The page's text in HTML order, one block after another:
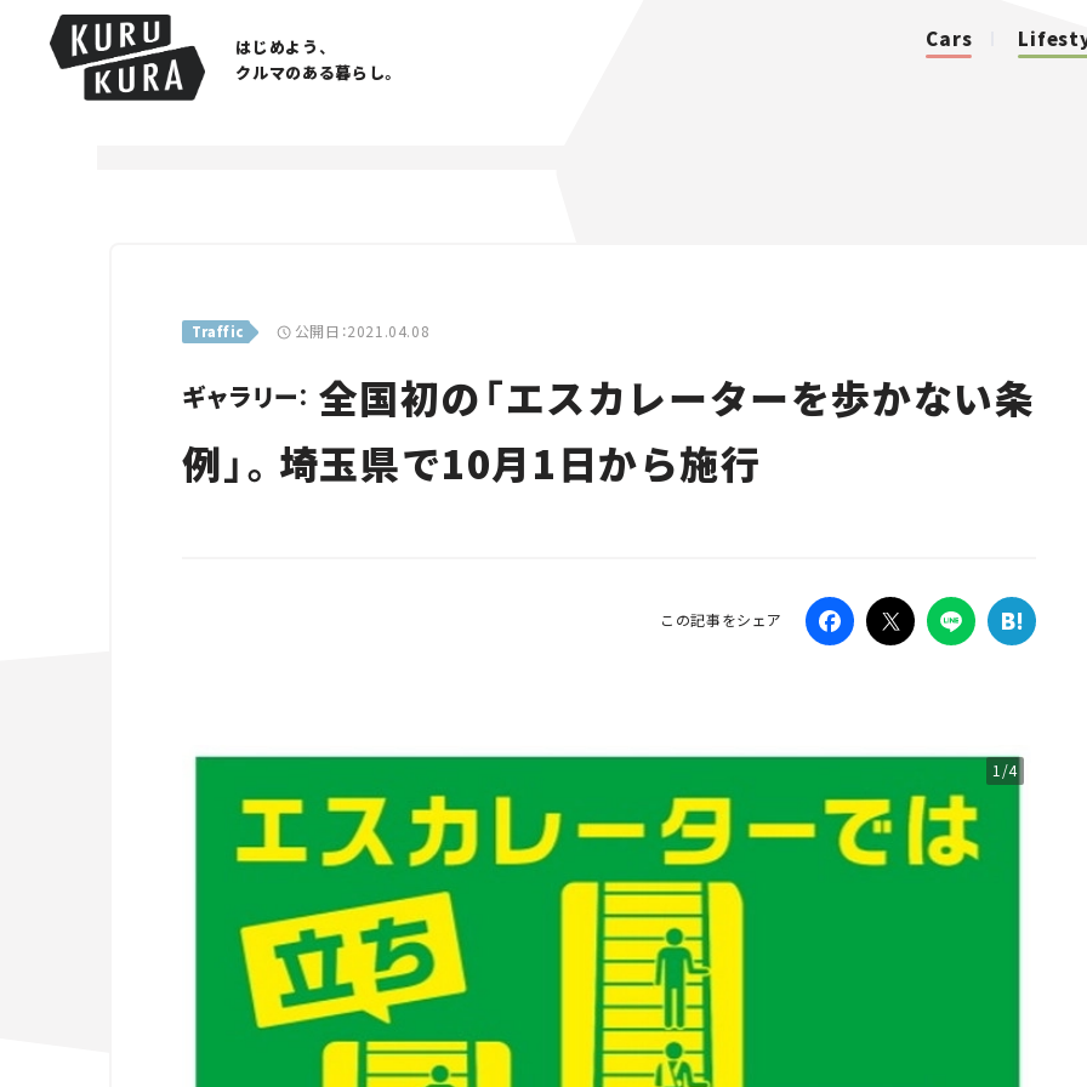
はじめよう、
クルマのある暮らし。
Cars
Traffic 公開日：2021.04.08
ギャラリー： 全国初の「エスカレーターを歩かない条
例」。埼玉県で10月1日から施行
この記事をシェア
1/4
Traffic